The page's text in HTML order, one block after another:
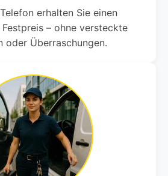
erhalten Sie einen
– ohne versteckte
oder Überraschungen.